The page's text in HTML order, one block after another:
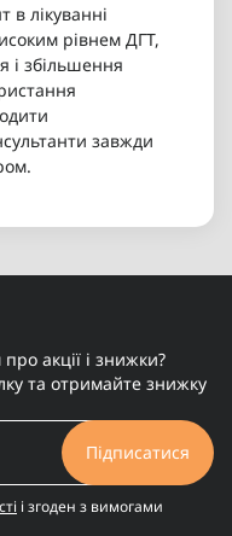
в лікуванні
рівнем ДГТ,
і збільшення
завжди
акції і знижки?
та отримайте знижку
Підписатися
і згоден з вимогами